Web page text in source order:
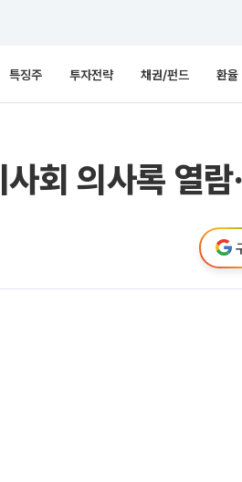
특징주 투자전략 채권/펀드 환율
회 의사록 열람